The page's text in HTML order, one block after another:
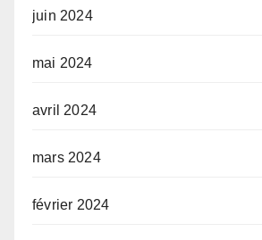
juin 2024
mai 2024
avril 2024
mars 2024
février 2024